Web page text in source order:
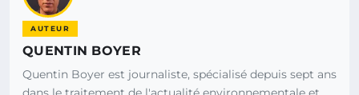
AUTEUR
QUENTIN BOYER
Quentin Boyer est journaliste, spécialisé depuis sept ans